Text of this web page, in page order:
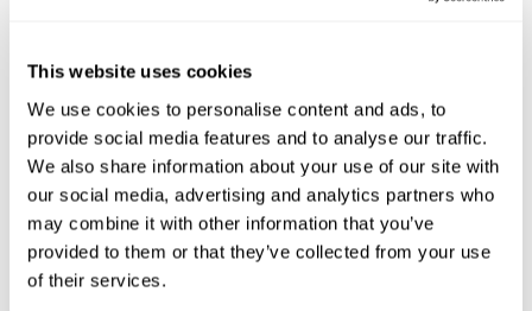
This website uses cookies
We use cookies to personalise content and ads, to
provide social media features and to analyse our traffic.
We also share information about your use of our site with
our social media, advertising and analytics partners who
may combine it with other information that you’ve
provided to them or that they’ve collected from your use
of their services.